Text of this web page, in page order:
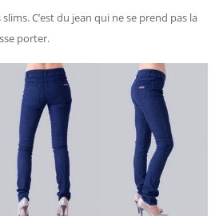
C’est du jean qui ne se prend pas la
porter.